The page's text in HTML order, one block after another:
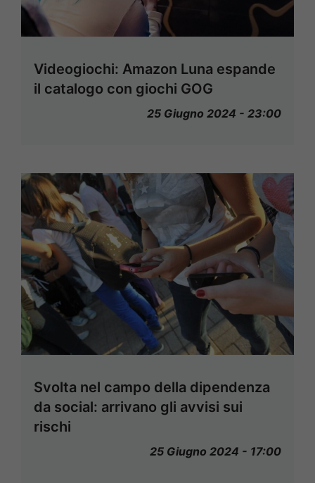
Videogiochi: Amazon Luna espande
il catalogo con giochi GOG
25 Giugno 2024 - 23:00
Svolta nel campo della dipendenza
da social: arrivano gli avvisi sui
rischi
25 Giugno 2024 - 17:00